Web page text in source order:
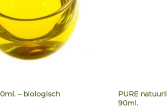
– biologisch
PURE
90ml.